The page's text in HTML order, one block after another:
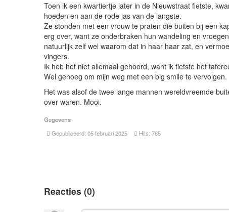
Toen ik een kwartiertje later in de Nieuwstraat fietste,
hoeden en aan de rode jas van de langste.
Ze stonden met een vrouw te praten die buiten bij een
erg over, want ze onderbraken hun wandeling en
natuurlijk zelf wel waarom dat in haar haar zat, en
vingers.
Ik heb het niet allemaal gehoord, want ik fietste het
Wel genoeg om mijn weg met een big smile te vervolgen.
Het was alsof de twee lange mannen wereldvreemde
over waren. Mooi.
Gegevens
Gepubliceerd: 05 februari 2025
Hits: 785
Reacties (0)